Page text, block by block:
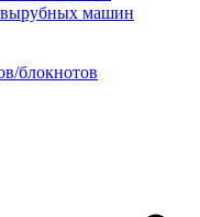
машин
блокнотов